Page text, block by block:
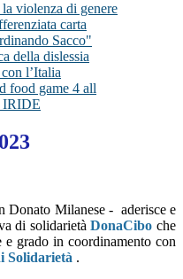
violenza di genere
carta
Sacco"
della dislessia
l’Italia
food game 4 all
IRIDE
Donato Milanese - aderisce e
di solidarietàDonaCibo che
grado in coordinamento con
Solidarietà .